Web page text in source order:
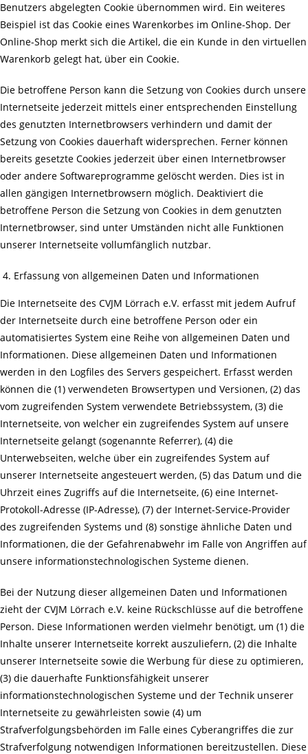
Benutzers abgelegten Cookie übernommen wird. Ein weiteres
Beispiel ist das Cookie eines Warenkorbes im Online-Shop. Der
Online-Shop merkt sich die Artikel, die ein Kunde in den virtuellen
Warenkorb gelegt hat, über ein Cookie.
Die betroffene Person kann die Setzung von Cookies durch unsere
Internetseite jederzeit mittels einer entsprechenden Einstellung
des genutzten Internetbrowsers verhindern und damit der
Setzung von Cookies dauerhaft widersprechen. Ferner können
bereits gesetzte Cookies jederzeit über einen Internetbrowser
oder andere Softwareprogramme gelöscht werden. Dies ist in
allen gängigen Internetbrowsern möglich. Deaktiviert die
betroffene Person die Setzung von Cookies in dem genutzten
Internetbrowser, sind unter Umständen nicht alle Funktionen
unserer Internetseite vollumfänglich nutzbar.
Erfassung von allgemeinen Daten und Informationen
Die Internetseite des CVJM Lörrach e.V. erfasst mit jedem Aufruf
der Internetseite durch eine betroffene Person oder ein
automatisiertes System eine Reihe von allgemeinen Daten und
Informationen. Diese allgemeinen Daten und Informationen
werden in den Logfiles des Servers gespeichert. Erfasst werden
können die (1) verwendeten Browsertypen und Versionen, (2) das
vom zugreifenden System verwendete Betriebssystem, (3) die
Internetseite, von welcher ein zugreifendes System auf unsere
Internetseite gelangt (sogenannte Referrer), (4) die
Unterwebseiten, welche über ein zugreifendes System auf
unserer Internetseite angesteuert werden, (5) das Datum und die
Uhrzeit eines Zugriffs auf die Internetseite, (6) eine Internet-
Protokoll-Adresse (IP-Adresse), (7) der Internet-Service-Provider
des zugreifenden Systems und (8) sonstige ähnliche Daten und
Informationen, die der Gefahrenabwehr im Falle von Angriffen auf
unsere informationstechnologischen Systeme dienen.
Bei der Nutzung dieser allgemeinen Daten und Informationen
zieht der CVJM Lörrach e.V. keine Rückschlüsse auf die betroffene
Person. Diese Informationen werden vielmehr benötigt, um (1) die
Inhalte unserer Internetseite korrekt auszuliefern, (2) die Inhalte
unserer Internetseite sowie die Werbung für diese zu optimieren,
(3) die dauerhafte Funktionsfähigkeit unserer
informationstechnologischen Systeme und der Technik unserer
Internetseite zu gewährleisten sowie (4) um
Strafverfolgungsbehörden im Falle eines Cyberangriffes die zur
Strafverfolgung notwendigen Informationen bereitzustellen. Diese